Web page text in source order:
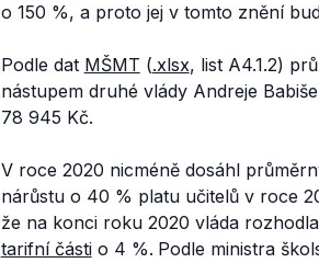
o 150 %, a proto jej v tomto znění
Podle dat MŠMT (.xlsx, list A4.1.2)
nástupem druhé vlády Andreje
78 945 Kč.
V roce 2020 nicméně dosáhl
nárůstu o 40 % platu učitelů v roce
že na konci roku 2020 vláda
tarifní částio 4 %. Podle ministra